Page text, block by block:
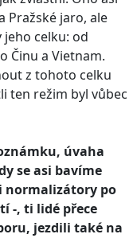
Pražské jaro, ale
celku: od
Činu a Vietnam.
z tohoto celku
ten režim byl vůbec
úvaha
se asi bavíme
normalizátory po
-, ti lidé přece
jezdili také na